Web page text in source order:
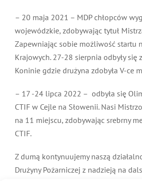
– 20 maja 2021 – MDP chłopców
wojewódzkie, zdobywając tytuł
Zapewniając sobie możliwość startu
Krajowych. 27-28 sierpnia odbyły się
Koninie gdzie drużyna zdobyła V-ce
– 17 -24 lipca 2022 – odbyła się
CTIF w Cejle na Słowenii. Nasi
na 11 miejscu, zdobywając srebrny
CTIF.
Z dumą kontynuujemy naszą
Drużyny Pożarniczej z nadzieją na